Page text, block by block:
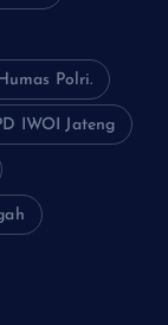
Polri.
IWOI Jateng